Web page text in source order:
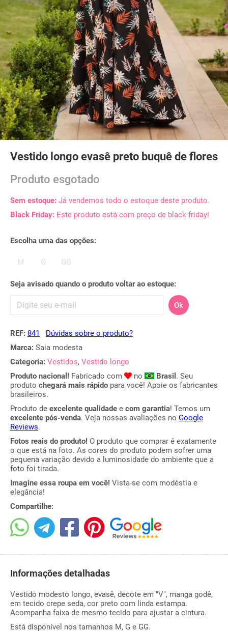
Vestido longo evasê preto buquê de flores
Produto esgotado
Sem estoque: Já vendemos todo o estoque deste produto.
Black Friday: Este produto está com preço de black friday!
Escolha uma das opções:
M G GG
Seja avisado quando o produto voltar ao estoque:
Ok
REF: 841
Dúvidas sobre o produto?
Marca: Saia modesta
Categoria: Vestidos, Vestido longo
Produto nacional! Fabricado com no Brasil . Seu
produto chegará mais rápido para você! Apoie os fabricantes
brasileiros.
Produto de excelente qualidade e com garantia! Temos um
excelente pós-venda. Veja nossas avaliações no Google
Reviews.
Fotos reais do produto! O produto que comprar é exatamente
o que está na foto. As cores do produto podem sofrer uma
pequena variação devido a luminosidade do ambiente que a
foto foi tirada.
Imagine essa roupa em você! Vista-se com modéstia e
elegância!
Compartilhe:
Informações detalhadas
Vestido modesto longo, evasê, decote em "V", manga godê,
em tecido crepe seda, cor preto com linda estampa.
Acompanha faixa de mesmo tecido para ajustar a cintura.
Está disponível nos tamanhos M, G e GG.